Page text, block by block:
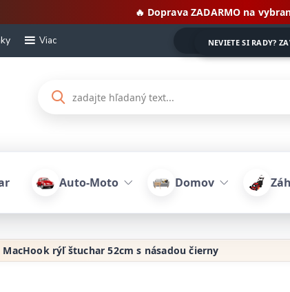
🔥 Doprava ZADARMO na
Viac NEVIETE SI RADY?
Auto-Moto Domov
MacHook rýľ štuchar 52cm s násadou čierny